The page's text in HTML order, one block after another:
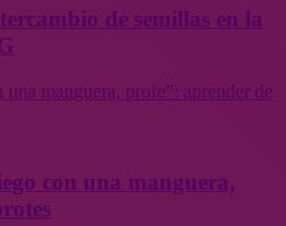
de semillas en la
manguera, profe”: aprender de
con una manguera,